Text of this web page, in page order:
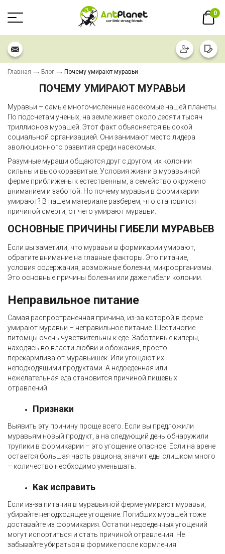
0
Главная Блог Почему умирают муравьи
ПОЧЕМУ УМИРАЮТ МУРАВЬИ
Муравьи – самые многочисленные насекомые нашей планеты.
По подсчетам ученых, на земле живет около десяти тысяч
триллионов мурашей. Этот факт объясняется высокой
социальной организацией. Они занимают место лидера
эволюционного развития среди насекомых.
Разумные мураши общаются друг с другом, их колонии
сильны и высокоразвитые. Условия жизни в муравьиной
ферме приближены к естественным, а семейство окружено
вниманием и заботой. Но почему муравьи в формикарии
умирают? В нашем материале разберем, что становится
причиной смерти, от чего умирают муравьи.
ОСНОВНЫЕ ПРИЧИНЫ ГИБЕЛИ МУРАВЬЕВ
Если вы заметили, что муравьи в формикарии умирают,
обратите внимание на главные факторы. Это питание,
условия содержания, возможные болезни, микроорганизмы.
Это основные причины болезни или даже гибели колонии.
Неправильное питание
Самая распространенная причина, из-за которой в ферме
умирают муравьи – неправильное питание. Шестиногие
питомцы очень чувствительны к еде. Заботливые киперы,
находясь во власти любви и обожания, просто
перекармливают муравьишек. Или угощают их
неподходящими продуктами. А недоеденная или
нежелательная еда становится причиной пищевых
отравлений.
Признаки
Выявить эту причину проще всего. Если вы предложили
муравьям новый продукт, а на следующий день обнаружили
трупики в формикарии – это угощение опасное. Если на арене
остается большая часть рациона, значит еды слишком много
– количество необходимо уменьшать.
Как исправить
Если из-за питания в муравьиной ферме умирают муравьи,
убирайте неподходящее угощение. Погибших мурашей тоже
доставайте из формикария. Остатки недоеденных угощений
могут испортиться и стать причиной отравления. Не
забывайте убираться в формике после кормления.